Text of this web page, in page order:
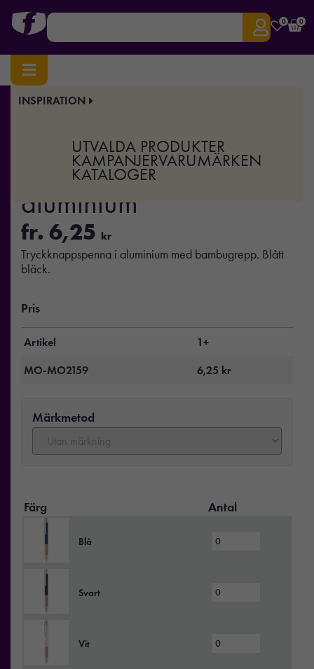
0 0
INSPIRATION
UTVALDA PRODUKTER
KAMPANJERVARUMÄRKEN
KATALOGER
Hem/Pennor/ Metallpennor
SPARTA – Bläckpenna i
aluminium
fr. 6,25 kr
Tryckknappspenna i aluminium med bambugrepp. Blått
bläck.
Pris
Artikel
1+
MO-MO2159
6,25 kr
Märkmetod
Färg Antal
Blå
Svart
Vit